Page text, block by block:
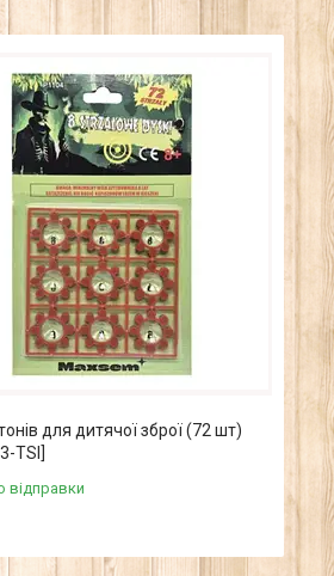
для дитячої зброї (72 шт)
TSI]
відправки